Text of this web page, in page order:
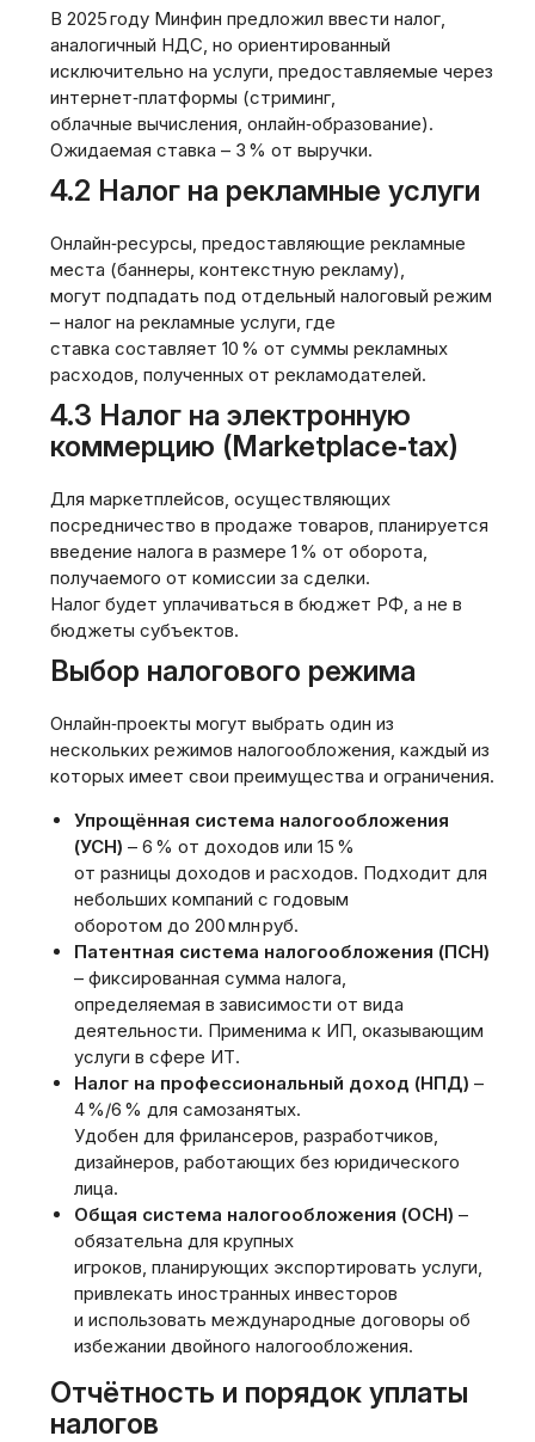
В 2025 году Минфин предложил ввести налог,
аналогичный НДС, но ориентированный
исключительно на услуги, предоставляемые через
интернет‑платформы (стриминг,
облачные вычисления, онлайн‑образование).
Ожидаемая ставка – 3 % от выручки.
4.2 Налог на рекламные услуги
Онлайн‑ресурсы, предоставляющие рекламные
места (баннеры, контекстную рекламу),
могут подпадать под отдельный налоговый режим
– налог на рекламные услуги, где
ставка составляет 10 % от суммы рекламных
расходов, полученных от рекламодателей.
4.3 Налог на электронную
коммерцию (Marketplace‑tax)
Для маркетплейсов, осуществляющих
посредничество в продаже товаров, планируется
введение налога в размере 1 % от оборота,
получаемого от комиссии за сделки.
Налог будет уплачиваться в бюджет РФ, а не в
бюджеты субъектов.
Выбор налогового режима
Онлайн‑проекты могут выбрать один из
нескольких режимов налогообложения, каждый из
которых имеет свои преимущества и ограничения.
Упрощённая система налогообложения
(УСН) – 6 % от доходов или 15 %
от разницы доходов и расходов. Подходит для
небольших компаний с годовым
оборотом до 200 млн руб.
Патентная система налогообложения (ПСН)
– фиксированная сумма налога,
определяемая в зависимости от вида
деятельности. Применима к ИП, оказывающим
услуги в сфере ИТ.
Налог на профессиональный доход (НПД) –
4 %/6 % для самозанятых.
Удобен для фрилансеров, разработчиков,
дизайнеров, работающих без юридического
лица.
Общая система налогообложения (ОСН) –
обязательна для крупных
игроков, планирующих экспортировать услуги,
привлекать иностранных инвесторов
и использовать международные договоры об
избежании двойного налогообложения.
Отчётность и порядок уплаты
налогов